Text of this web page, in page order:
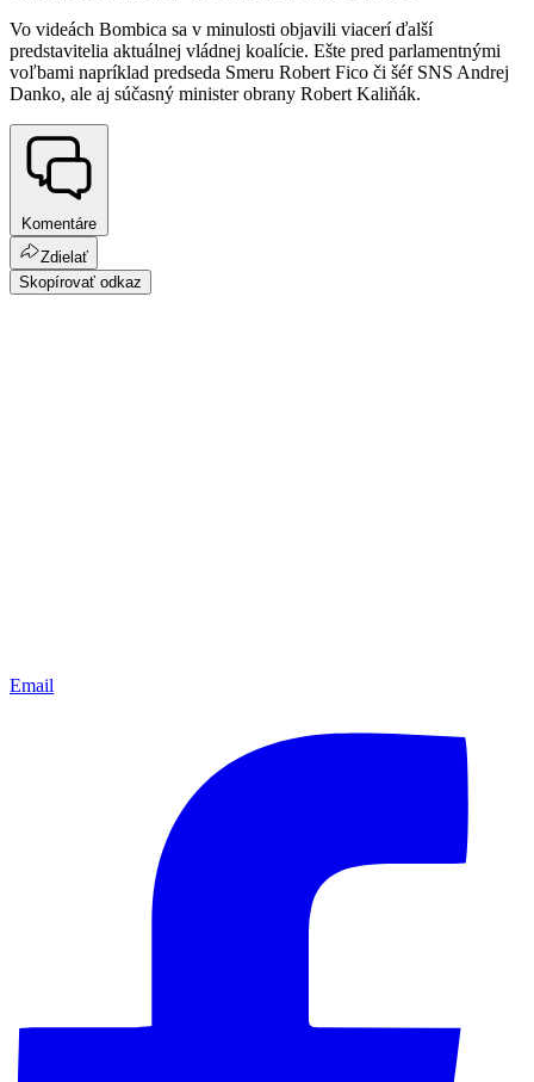
Vo videách Bombica sa v minulosti objavili viacerí ďalší
predstavitelia aktuálnej vládnej koalície. Ešte pred parlamentnými
voľbami napríklad predseda Smeru Robert Fico či šéf SNS Andrej
Danko, ale aj súčasný minister obrany Robert Kaliňák.
Komentáre
Zdielať
Skopírovať odkaz
Email